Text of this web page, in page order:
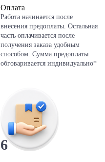
Оплата
Работа начинается после
внесения предоплаты. Остальная
часть оплачивается после
получения заказа удобным
способом. Сумма предоплаты
обговаривается индивидуально*
6